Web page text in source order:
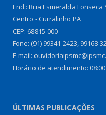
End.: Rua Esmeralda Fonseca
Centro - Curralinho PA
CEP: 68815-000
Fone: (91) 99341-2423, 99168-
E-mail:
Horário de atendimento:
ÚLTIMAS PUBLICAÇÕES